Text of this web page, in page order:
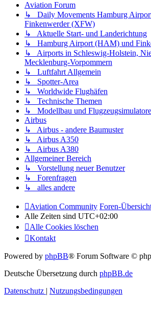
Aviation Forum
↳ Daily Movements Hamburg
Finkenwerder (XFW)
↳ Aktuelle Start- und Landerichtung
↳ Hamburg Airport (HAM) und
↳ Airports in Schleswig-Holstein,
Mecklenburg-Vorpommern
↳ Luftfahrt Allgemein
↳ Spotter-Area
↳ Worldwide Flughäfen
↳ Technische Themen
↳ Modellbau und
Airbus
↳ Airbus - andere Baumuster
↳ Airbus A350
↳ Airbus A380
Allgemeiner Bereich
↳ Vorstellung neuer Benutzer
↳ Forenfragen
↳ alles andere
Aviation Community Foren-
Alle Zeiten sind UTC+02:00
Alle Cookies löschen
Kontakt
Powered by phpBB® Forum Software ©
Deutsche Übersetzung durch phpBB.de
Datenschutz
Nutzungsbedingungen